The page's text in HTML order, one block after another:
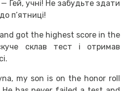
Гей, учні! Не забудьте здати
п’ятниці!
got the highest score in the
склав тест і отримав
my son is on the honor roll